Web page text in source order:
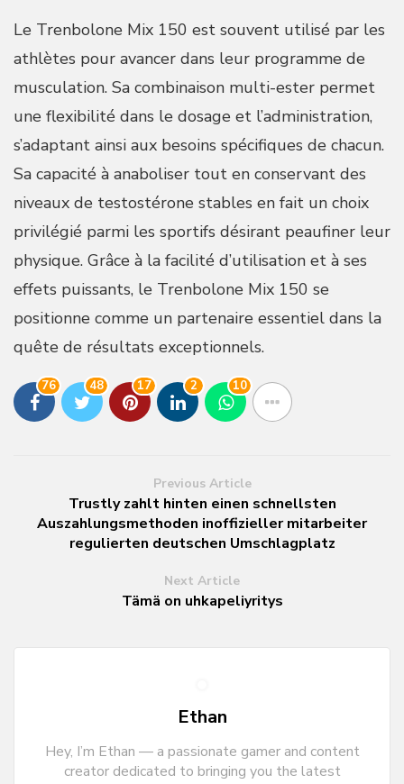
Le Trenbolone Mix 150 est souvent utilisé par les
athlètes pour avancer dans leur programme de
musculation. Sa combinaison multi-ester permet
une flexibilité dans le dosage et l’administration,
s’adaptant ainsi aux besoins spécifiques de chacun.
Sa capacité à anaboliser tout en conservant des
niveaux de testostérone stables en fait un choix
privilégié parmi les sportifs désirant peaufiner leur
physique. Grâce à la facilité d’utilisation et à ses
effets puissants, le Trenbolone Mix 150 se
positionne comme un partenaire essentiel dans la
quête de résultats exceptionnels.
76 48 17 2 10
Previous Article
Trustly zahlt hinten einen schnellsten
Auszahlungsmethoden inoffizieller mitarbeiter
regulierten deutschen Umschlagplatz
Next Article
Tämä on uhkapeliyritys
Ethan
Hey, I’m Ethan — a passionate gamer and content
creator dedicated to bringing you the latest